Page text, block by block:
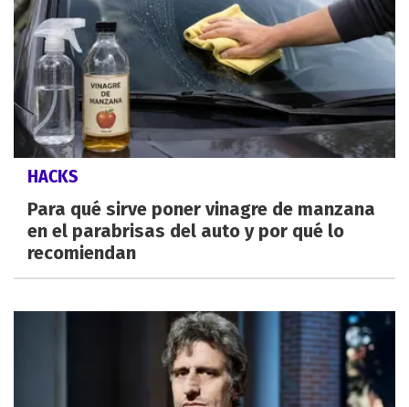
HACKS
Para qué sirve poner vinagre de manzana
en el parabrisas del auto y por qué lo
recomiendan